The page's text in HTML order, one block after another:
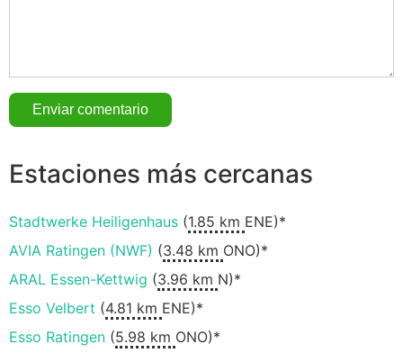
Estaciones más cercanas
Stadtwerke Heiligenhaus (1.85 km ENE)*
AVIA Ratingen (NWF) (3.48 km ONO)*
ARAL Essen-Kettwig (3.96 km N)*
Esso Velbert (4.81 km ENE)*
Esso Ratingen (5.98 km ONO)*